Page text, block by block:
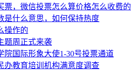
票，微信投票怎么算价格怎么收费的
是什么意思，如何保持热度
操作的
题周正式来袭
院国际形象大使1-30号投票通道
办教育培训机构满意度调查